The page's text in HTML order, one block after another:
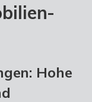
Hohe